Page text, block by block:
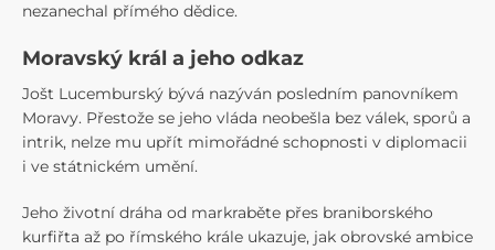
nezanechal přímého dědice.
Moravský král a jeho odkaz
Jošt Lucemburský bývá nazýván posledním panovníkem
Moravy. Přestože se jeho vláda neobešla bez válek, sporů a
intrik, nelze mu upřít mimořádné schopnosti v diplomacii
i ve státnickém umění.
Jeho životní dráha od markraběte přes braniborského
kurfiřta až po římského krále ukazuje, jak obrovské ambice